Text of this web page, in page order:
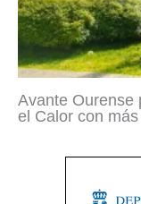
Avante Ourense
el Calor con